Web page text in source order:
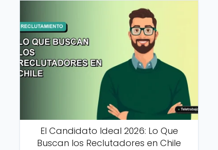
El Candidato Ideal 2026: Lo Que
Buscan los Reclutadores en Chile